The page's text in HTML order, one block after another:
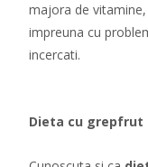
majora de
impreuna cu
incercati.
Dieta cu grepfrut